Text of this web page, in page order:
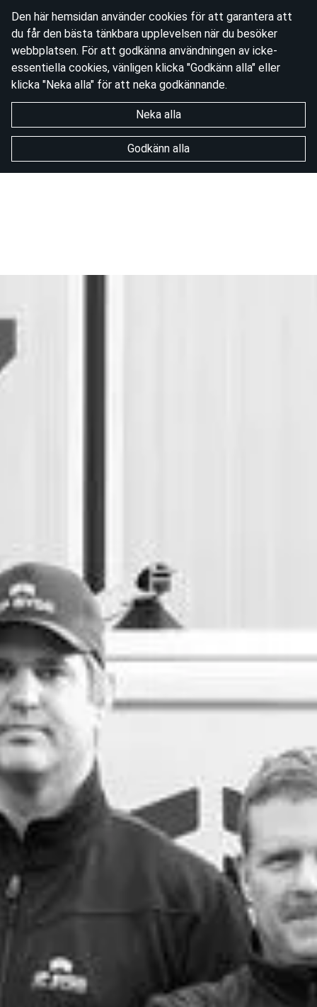
Den här hemsidan använder cookies för att garantera att
du får den bästa tänkbara upplevelsen när du besöker
webbplatsen. För att godkänna användningen av icke-
essentiella cookies, vänligen klicka "Godkänn alla" eller
klicka "Neka alla" för att neka godkännande.
Neka alla
Godkänn alla